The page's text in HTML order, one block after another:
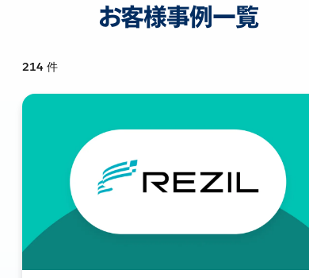
お客様事例一覧
214 件